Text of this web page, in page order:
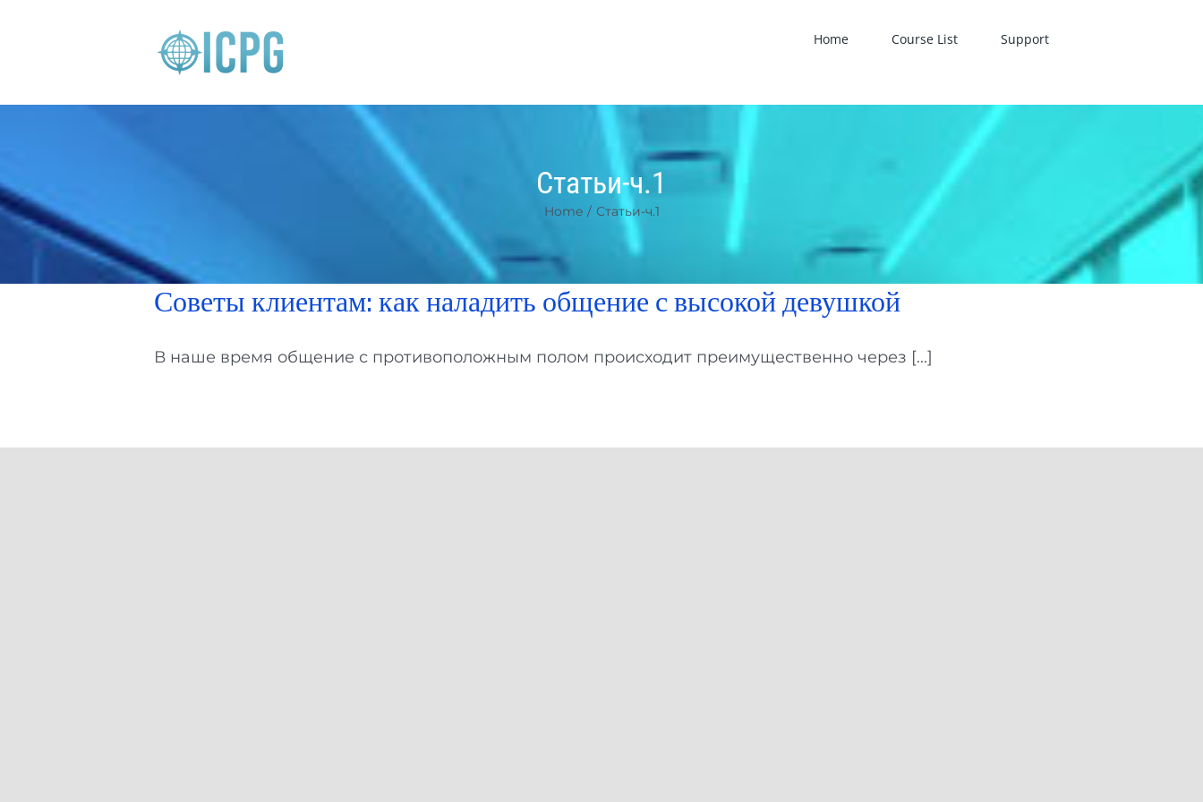
Home Course List Support
Статьи-ч.1
Home / Статьи-ч.1
Советы клиентам: как наладить общение с высокой девушкой
В наше время общение с противоположным полом происходит преимущественно через [...]